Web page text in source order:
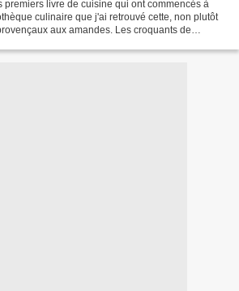
premiers livre de cuisine qui ont commencés à
culinaire que j'ai retrouvé cette, non plutôt
aux amandes. Les croquants de